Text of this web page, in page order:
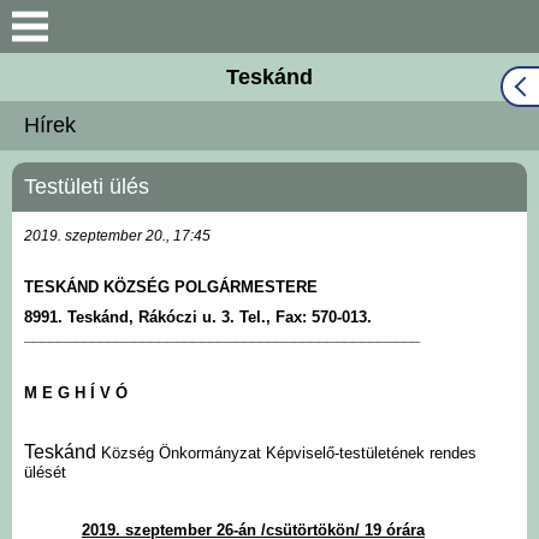
Keresés
Közös Önkormányzati
Hivatal
Naptár
Bemutatkozás
Falutörténet
Hírek
Teskánd
Hírek
Testületi ülés
2019. szeptember 20., 17:45
TESKÁND KÖZSÉG POLGÁRMESTERE
8991. Teskánd, Rákóczi u. 3. Tel., Fax: 570-013.
M E G H Í V Ó
Teskánd Község Önkormányzat Képviselő-testületének rendes
ülését
2019. szeptember 26-án /csütörtökön/ 19 órára